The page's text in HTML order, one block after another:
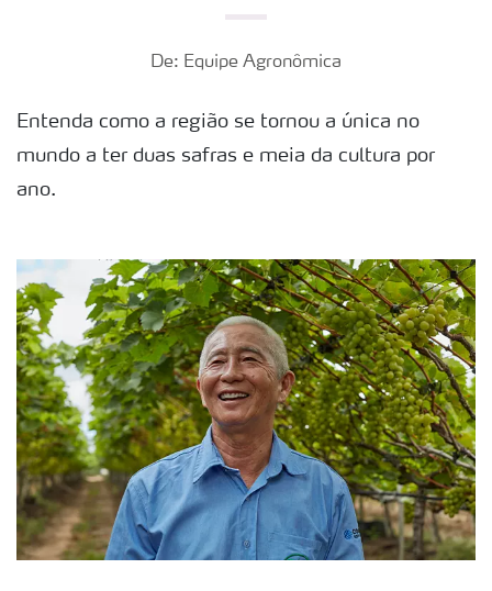
De: Equipe Agronômica
Entenda como a região se tornou a única no
mundo a ter duas safras e meia da cultura por
ano.